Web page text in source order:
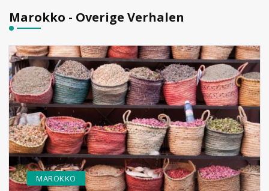
Marokko - Overige Verhalen
MAROKKO